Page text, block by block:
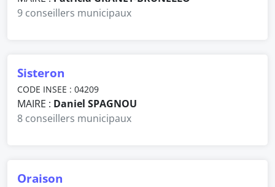
9 conseillers municipaux
Sisteron
CODE INSEE : 04209
MAIRE : Daniel SPAGNOU
8 conseillers municipaux
Oraison